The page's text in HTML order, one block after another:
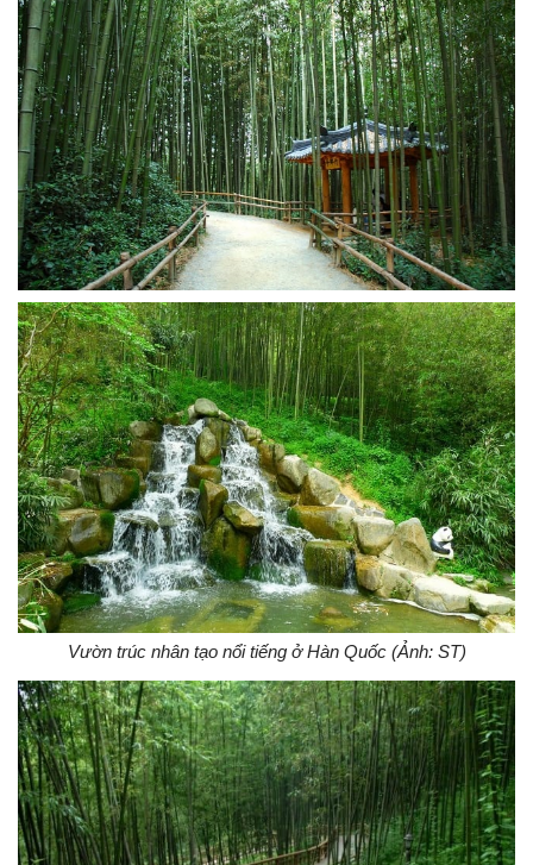
Vườn trúc nhân tạo nổi tiếng ở Hàn Quốc (Ảnh: ST)